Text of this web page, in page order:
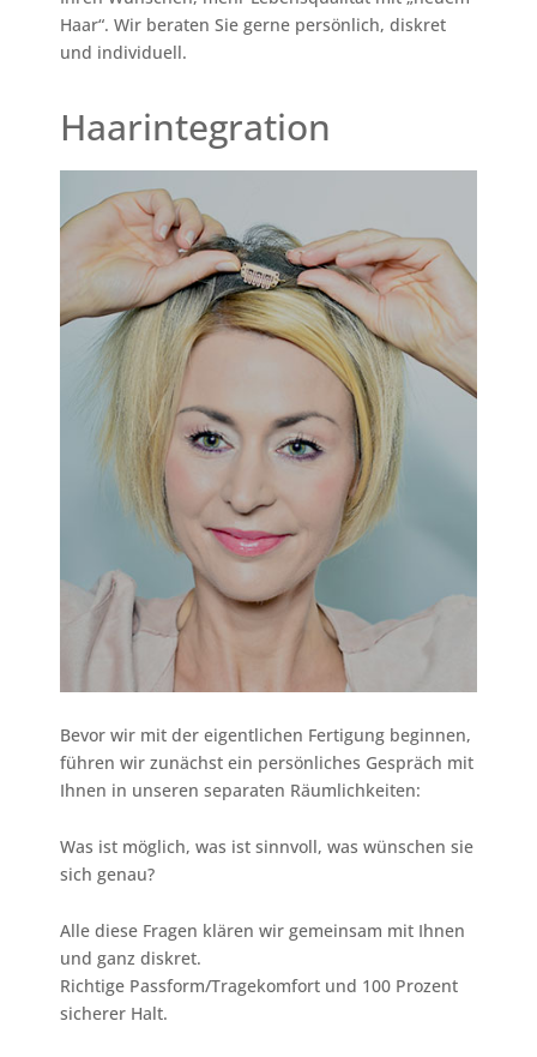
Haar“. Wir beraten Sie gerne persönlich, diskret
und individuell.
Haarintegration
Bevor wir mit der eigentlichen Fertigung beginnen,
führen wir zunächst ein persönliches Gespräch mit
Ihnen in unseren separaten Räumlichkeiten:
Was ist möglich, was ist sinnvoll, was wünschen sie
sich genau?
Alle diese Fragen klären wir gemeinsam mit Ihnen
und ganz diskret.
Richtige Passform/Tragekomfort und 100 Prozent
sicherer Halt.